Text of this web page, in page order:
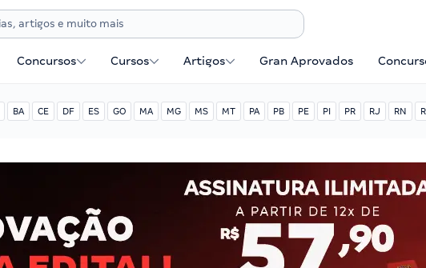
Concursos Cursos Artigos Gran Aprovados
BA CE DF ES GO MA MG MS MT PA PB PE PI PR RJ RN